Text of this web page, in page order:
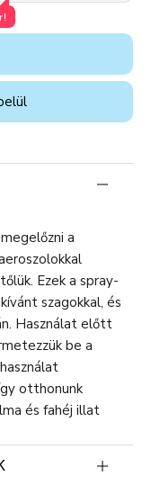
a
Ezek a spray-
szagokkal, és
Használat előtt
be a
otthonunk
és fahéj illat